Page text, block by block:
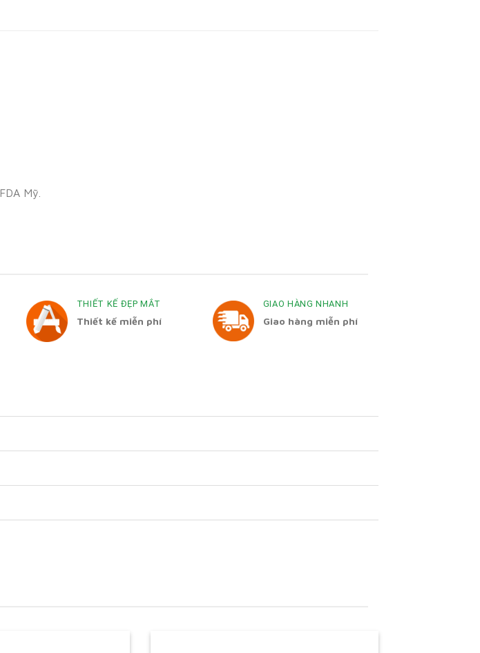
Mỹ.
THIẾT KẾ ĐẸP MẮT
Thiết kế miễn phí
GIAO HÀNG NHANH
Giao hàng miễn phí